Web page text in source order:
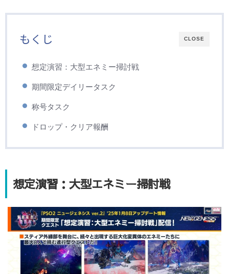
CLOSE
もくじ
想定演習：大型エネミー掃討戦
期間限定デイリータスク
称号タスク
ドロップ・クリア報酬
想定演習：大型エネミー掃討戦